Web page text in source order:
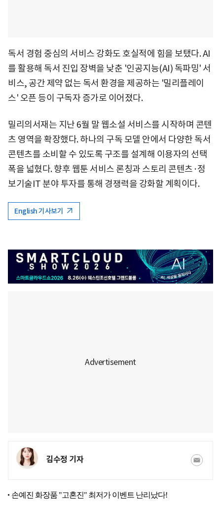
독서 경험 중심의 서비스 강화도 호실적에 힘을 보탰다. AI
를 활용해 독서 진입 장벽을 낮춘 '인공지능(AI) 독파밍' 서
비스, 공간 제약 없는 독서 환경을 제공하는 '밀리플레이
스' 오픈 등이 구독자 증가로 이어졌다.
밀리의서재는 지난 6월 말 웹소설 서비스를 시작하며 콘텐
츠 영역을 확장했다. 하나의 구독 모델 안에서 다양한 독서
콘텐츠를 소비할 수 있도록 구조를 설계해 이용자의 선택
폭을 넓혔다. 향후 웹툰 서비스 론칭과 스토리 콘텐츠·정
보기술IT 분야 투자를 통해 경쟁력을 강화할 계획이다.
English 기사보기
김수정 기자